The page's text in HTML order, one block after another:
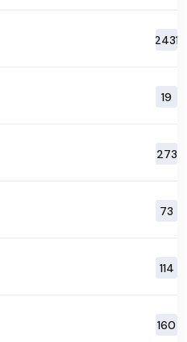
2431
19
273
73
114
160